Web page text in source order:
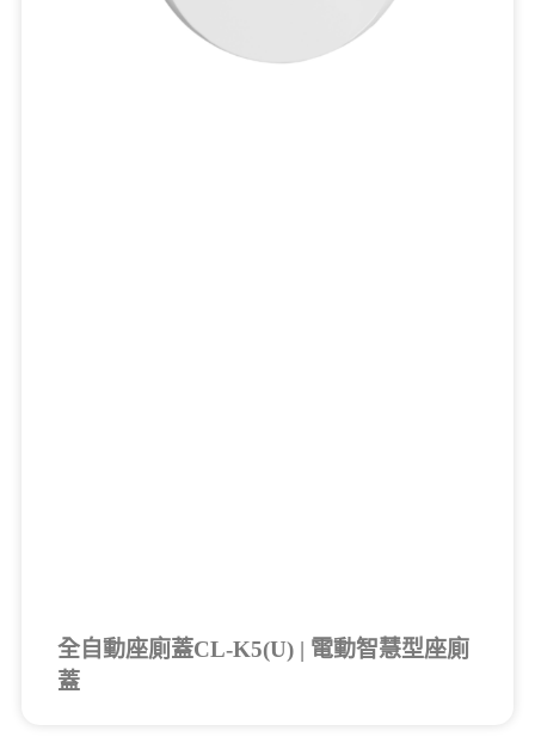
全自動座廁蓋CL-K5(U) | 電動智慧型座廁
蓋